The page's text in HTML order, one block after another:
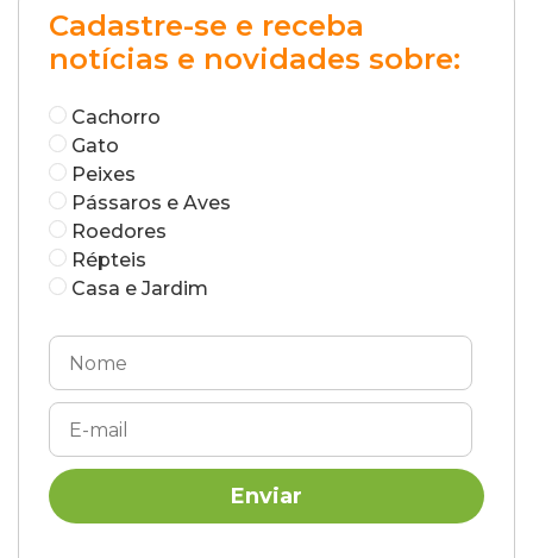
Cadastre-se e receba
notícias e novidades sobre:
Cachorro
Gato
Peixes
Pássaros e Aves
Roedores
Répteis
Casa e Jardim